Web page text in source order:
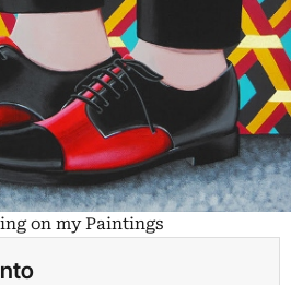
on my Paintings